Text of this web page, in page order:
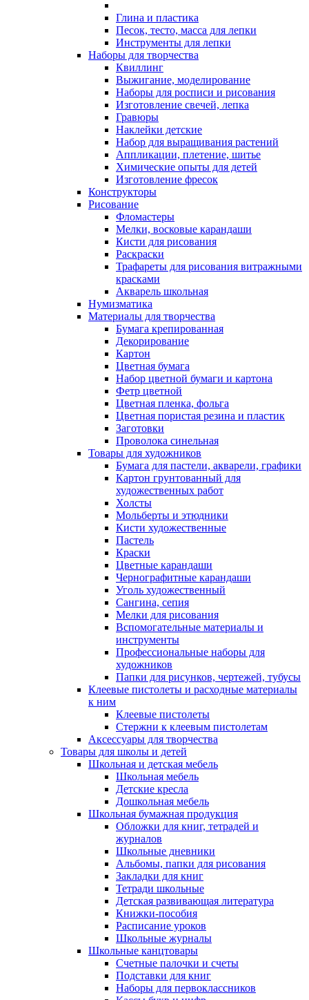
Глина и пластика
Песок, тесто, масса для лепки
Инструменты для лепки
Наборы для творчества
Квиллинг
Выжигание, моделирование
Наборы для росписи и рисования
Изготовление свечей, лепка
Гравюры
Наклейки детские
Набор для выращивания растений
Аппликации, плетение, шитье
Химические опыты для детей
Изготовление фресок
Конструкторы
Рисование
Фломастеры
Мелки, восковые карандаши
Кисти для рисования
Раскраски
Трафареты для рисования витражными
красками
Акварель школьная
Нумизматика
Материалы для творчества
Бумага крепированная
Декорирование
Картон
Цветная бумага
Набор цветной бумаги и картона
Фетр цветной
Цветная пленка, фольга
Цветная пористая резина и пластик
Заготовки
Проволока синельная
Товары для художников
Бумага для пастели, акварели, графики
Картон грунтованный для
художественных работ
Холсты
Мольберты и этюдники
Кисти художественные
Пастель
Краски
Цветные карандаши
Чернографитные карандаши
Уголь художественный
Сангина, сепия
Мелки для рисования
Вспомогательные материалы и
инструменты
Профессиональные наборы для
художников
Папки для рисунков, чертежей, тубусы
Клеевые пистолеты и расходные материалы
к ним
Клеевые пистолеты
Стержни к клеевым пистолетам
Аксессуары для творчества
Товары для школы и детей
Школьная и детская мебель
Школьная мебель
Детские кресла
Дошкольная мебель
Школьная бумажная продукция
Обложки для книг, тетрадей и
журналов
Школьные дневники
Альбомы, папки для рисования
Закладки для книг
Тетради школьные
Детская развивающая литература
Книжки-пособия
Расписание уроков
Школьные журналы
Школьные канцтовары
Счетные палочки и счеты
Подставки для книг
Наборы для первоклассников